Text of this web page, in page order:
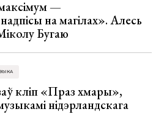
—
на магілах». Алесь
Бугаю
кліп «Праз хмары»,
нідэрландскага